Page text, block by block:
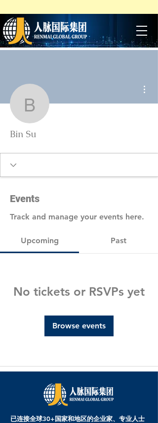
Bin Su
Bin Su
Events
Track and manage your events here.
Upcoming Past
No tickets or RSVPs yet
Browse events
已连接全球30+国家和地区的企业家、专业人士